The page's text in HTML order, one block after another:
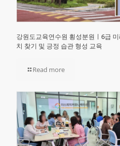
강원도교육연수원 횡성분원ㅣ6급
치 찾기 및 긍정 습관 형성 교육
Read more